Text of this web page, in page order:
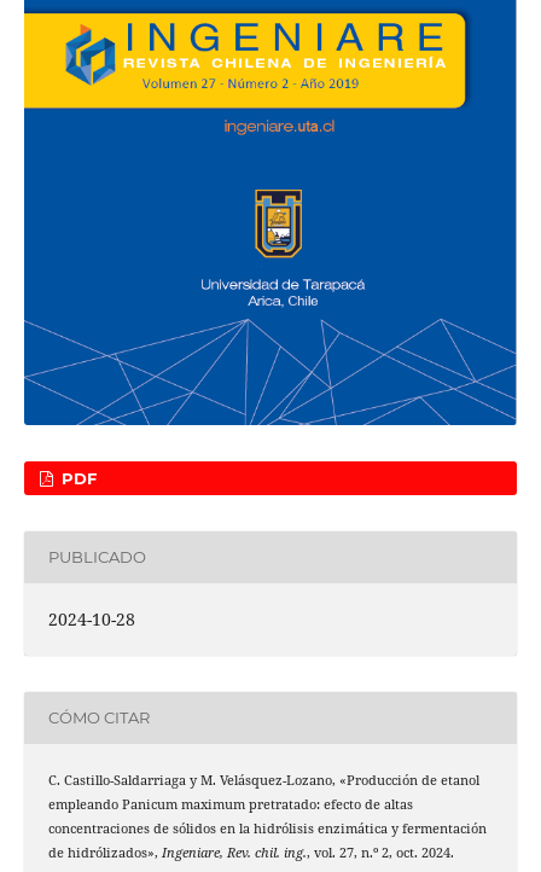
PDF
PUBLICADO
2024-10-28
CÓMO CITAR
C. Castillo-Saldarriaga y M. Velásquez-Lozano, «Producción de etanol
empleando Panicum maximum pretratado: efecto de altas
concentraciones de sólidos en la hidrólisis enzimática y fermentación
de hidrólizados», Ingeniare, Rev. chil. ing., vol. 27, n.º 2, oct. 2024.